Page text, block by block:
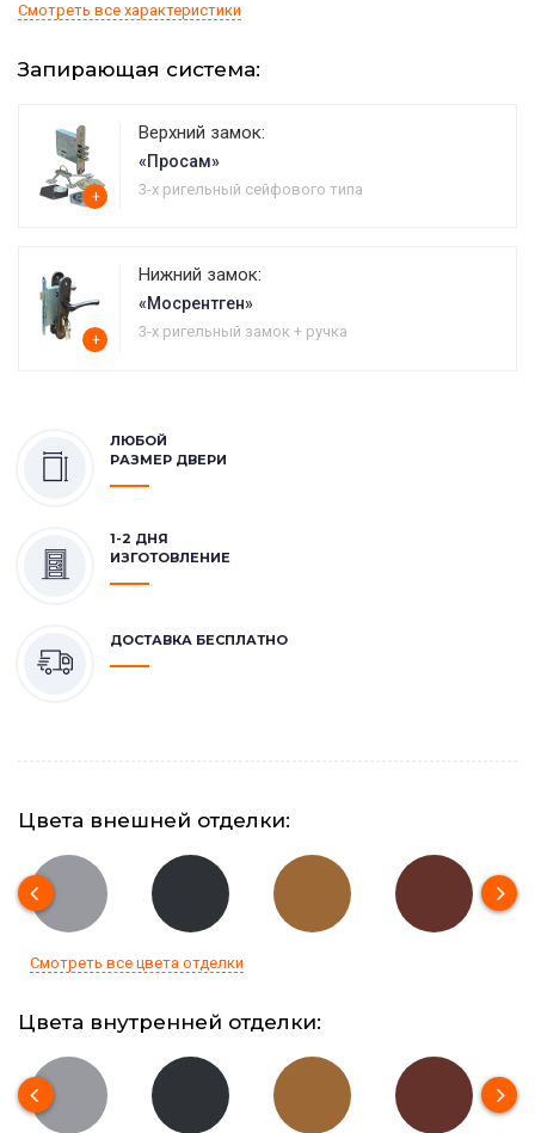
Смотреть все характеристики
Запирающая система:
+
Верхний замок:
«Просам»
3-х ригельный сейфового типа
+
Нижний замок:
«Мосрентген»
3-х ригельный замок + ручка
ЛЮБОЙ
РАЗМЕР ДВЕРИ
1-2 ДНЯ
ИЗГОТОВЛЕНИЕ
ДОСТАВКА БЕСПЛАТНО
Цвета внешней отделки:
Смотреть все цвета отделки
Цвета внутренней отделки: